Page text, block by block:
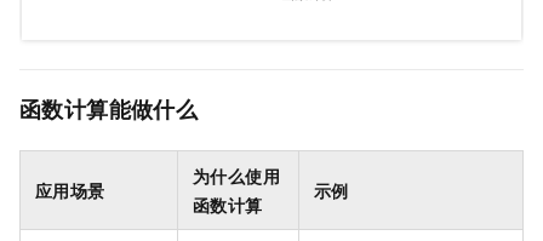
函数计算能做什么
应用场景
为什么使用
函数计算
示例